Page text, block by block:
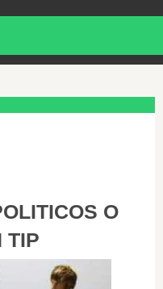
O
TIP